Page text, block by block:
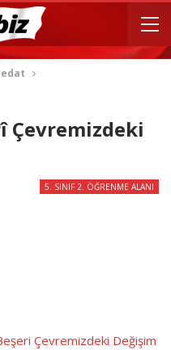
Çevremizdeki
5. SINIF 2. ÖĞRENME ALANI
Çevremizdeki Değişim